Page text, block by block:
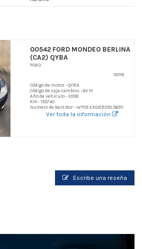
00542 FORD MONDEO BERLINA
(CA2) QYBA
FORD
50118
Código de motor - QYBA
Código de caja cambios - 6V M
Año de vehículo - 2008
KM - 155740
Numero de bastidor - WF0EXXGBBE8L56511
Ver toda la información
Escribe una reseña